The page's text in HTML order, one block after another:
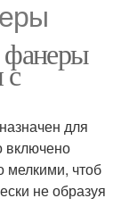
фанеры
с
для
включено
мелкими, чтоб
не образуя